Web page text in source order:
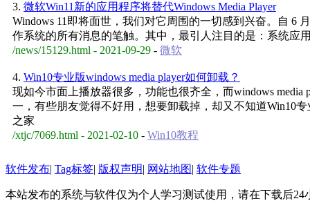
3. 微软Win11新的应用程序将替代Windows Media Player
Windows 11即将面世，我们对它周围的一切感到兴奋。自 6
作系统的所有消息的笔触。其中，最引人注目的是：系统应
/news/15129.html - 2021-09-29 - 微软
4. Win10专业版windows media player如何卸载？
现如今市面上播放器很多，功能也很齐全，而windows media
一，有些朋友觉得不好用，想要卸载掉，却又不知道Win10专
之家
/xtjc/7069.html - 2021-02-10 - Win10教程
软件发布| Tag标签| 版权声明| 网站地图| 软件专题
本站发布的系统与软件仅为个人学习测试使用，请在下载后